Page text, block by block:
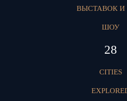
ВЫСТАВОК И
ШОУ
28
CITIES